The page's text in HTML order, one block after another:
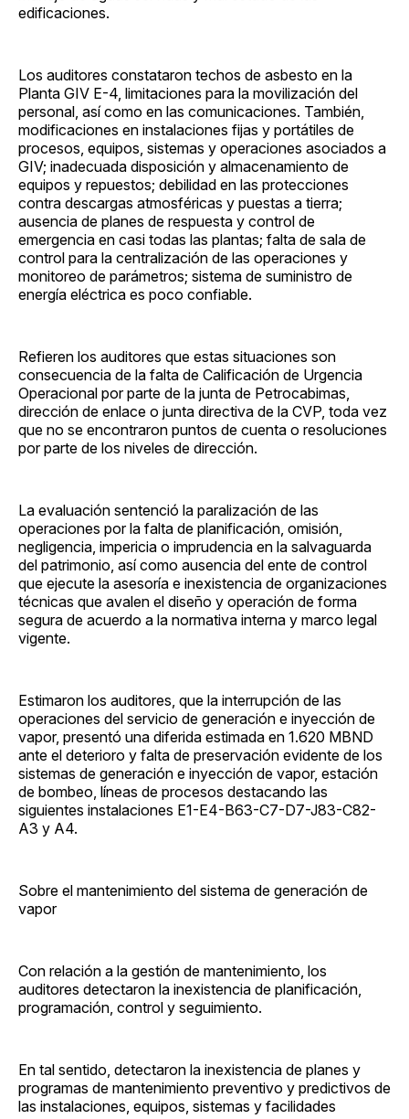
edificaciones.
Los auditores constataron techos de asbesto en la
Planta GIV E-4, limitaciones para la movilización del
personal, así como en las comunicaciones. También,
modificaciones en instalaciones fijas y portátiles de
procesos, equipos, sistemas y operaciones asociados a
GIV; inadecuada disposición y almacenamiento de
equipos y repuestos; debilidad en las protecciones
contra descargas atmosféricas y puestas a tierra;
ausencia de planes de respuesta y control de
emergencia en casi todas las plantas; falta de sala de
control para la centralización de las operaciones y
monitoreo de parámetros; sistema de suministro de
energía eléctrica es poco confiable.
Refieren los auditores que estas situaciones son
consecuencia de la falta de Calificación de Urgencia
Operacional por parte de la junta de Petrocabimas,
dirección de enlace o junta directiva de la CVP, toda vez
que no se encontraron puntos de cuenta o resoluciones
por parte de los niveles de dirección.
La evaluación sentenció la paralización de las
operaciones por la falta de planificación, omisión,
negligencia, impericia o imprudencia en la salvaguarda
del patrimonio, así como ausencia del ente de control
que ejecute la asesoría e inexistencia de organizaciones
técnicas que avalen el diseño y operación de forma
segura de acuerdo a la normativa interna y marco legal
vigente.
Estimaron los auditores, que la interrupción de las
operaciones del servicio de generación e inyección de
vapor, presentó una diferida estimada en 1.620 MBND
ante el deterioro y falta de preservación evidente de los
sistemas de generación e inyección de vapor, estación
de bombeo, líneas de procesos destacando las
siguientes instalaciones E1-E4-B63-C7-D7-J83-C82-
A3 y A4.
Sobre el mantenimiento del sistema de generación de
vapor
Con relación a la gestión de mantenimiento, los
auditores detectaron la inexistencia de planificación,
programación, control y seguimiento.
En tal sentido, detectaron la inexistencia de planes y
programas de mantenimiento preventivo y predictivos de
las instalaciones, equipos, sistemas y facilidades